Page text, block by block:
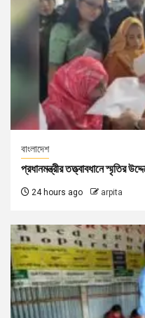
বাংলাদেশ
প্রধানমন্ত্রীর তত্ত্বাবধানে স্মৃতির
24 hours ago arpita